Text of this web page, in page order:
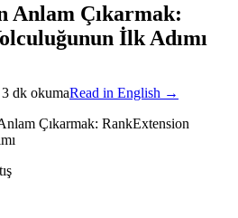
Anlam Çıkarmak:
İlk Adımı
3 dk okumaRead in English →